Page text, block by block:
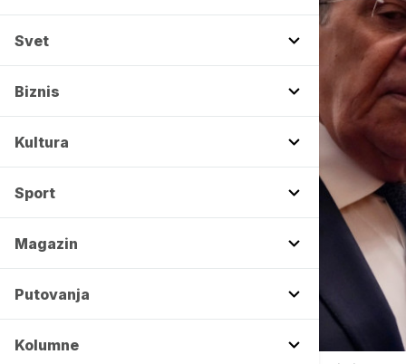
Svet
Biznis
Kultura
Sport
Magazin
Putovanja
Kolumne